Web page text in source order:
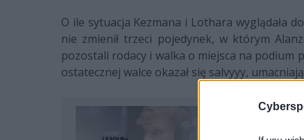
O ile sytuacja Kezmana i Lothara wyglądała
nie zmienił trzeci pojedynek, w którym
pozostali rodacy i walka o miejsca na podium
ostatecznej walce okazał się salvyyy,